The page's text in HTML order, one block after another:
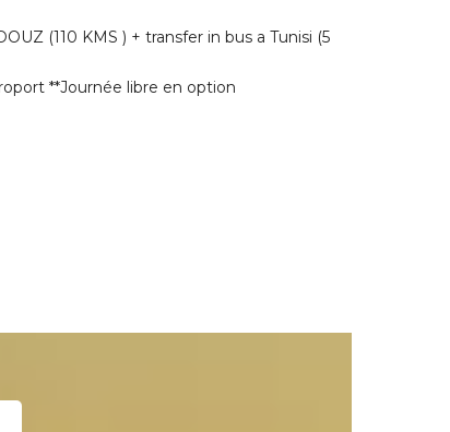
(110 KMS ) + transfer in bus a Tunisi (5
**Journée libre en option